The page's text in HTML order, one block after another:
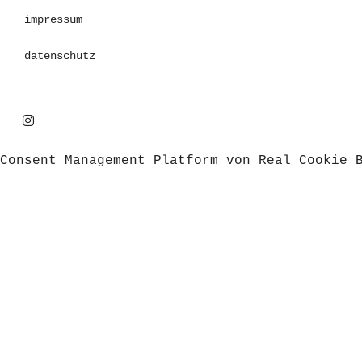
impressum
datenschutz
Consent Management Platform von Real Cookie